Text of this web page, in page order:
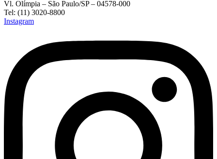
Vl. Olímpia – São Paulo/SP – 04578-000
Tel: (11) 3020-8800
Instagram